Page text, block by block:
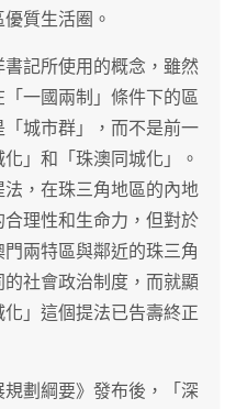
質生活圈。
記所使用的概念，雖然
一國兩制」條件下的區
城市群」，而不是前一
」和「珠澳同城化」。
，在珠三角地區的內地
理性和生命力，但對於
兩特區與鄰近的珠三角
社會政治制度，而就顯
」這個提法已告壽終正
劃綱要》發布後，「深